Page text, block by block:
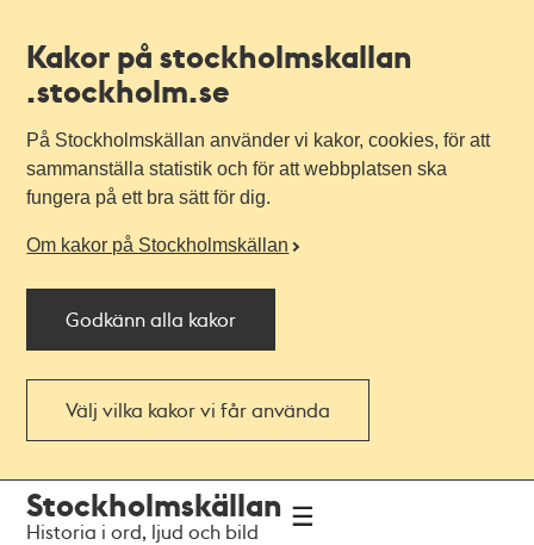
Kakor på stockholmskallan
.stockholm.se
På Stockholmskällan använder vi kakor, cookies, för att
sammanställa statistik och för att webbplatsen ska
fungera på ett bra sätt för dig.
Om kakor på Stockholmskällan
Godkänn alla kakor
Välj vilka kakor vi får använda
navigationen
huvudinnehållet
Stockholmskällan
Historia i ord, ljud och bild